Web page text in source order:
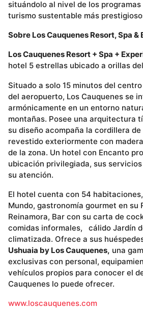
situándolo al nivel de los
turismo sustentable más
Sobre Los Cauquenes Resort, Spa &
Los Cauquenes Resort + Spa +
hotel 5 estrellas ubicado a orillas
Situado a solo 15 minutos del
del aeropuerto, Los Cauquenes se
armónicamente en un entorno
montañas. Posee una arquitectura
su diseño acompaña la cordillera
revestido exteriormente con
de la zona. Un hotel con Encanto
ubicación privilegiada, sus
su atención.
El hotel cuenta con 54
Mundo, gastronomía gourmet en su
Reinamora, Bar con su carta de
comidas informales, cálido Jardín
climatizada. Ofrece a sus
Ushuaia by Los Cauquenes, una
exclusivas con personal,
vehículos propios para conocer el
Cauquenes lo puede ofrecer.
www.loscauquenes.com